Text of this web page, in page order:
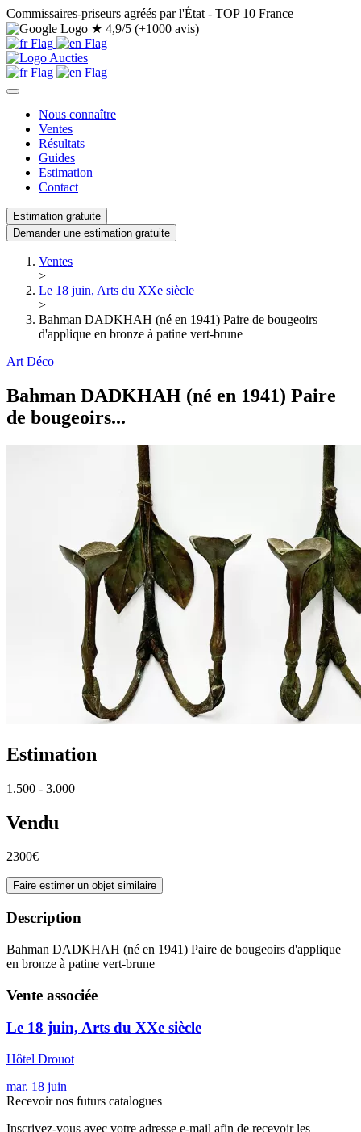
Commissaires-priseurs agréés par l'État - TOP 10 France
★ 4,9/5 (+1000 avis)
Nous connaître
Ventes
Résultats
Guides
Estimation
Contact
Estimation gratuite
Demander une estimation gratuite
Ventes
>
Le 18 juin, Arts du XXe siècle
>
Bahman DADKHAH (né en 1941) Paire de bougeoirs
d'applique en bronze à patine vert-brune
Art Déco
Bahman DADKHAH (né en 1941) Paire
de bougeoirs...
Estimation
1.500 - 3.000
Vendu
2300€
Faire estimer un objet similaire
Description
Bahman DADKHAH (né en 1941) Paire de bougeoirs d'applique
en bronze à patine vert-brune
Vente associée
Le 18 juin, Arts du XXe siècle
Hôtel Drouot
mar. 18 juin
Recevoir nos futurs catalogues
Inscrivez-vous avec votre adresse e-mail afin de recevoir les